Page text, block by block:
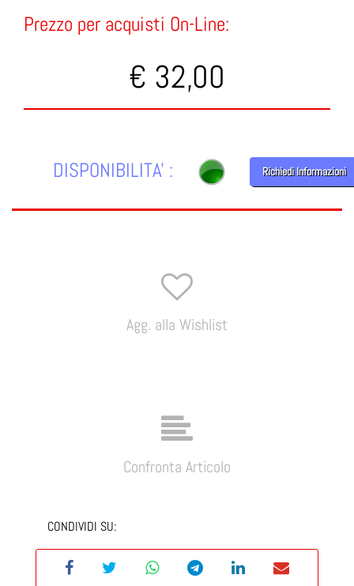
Prezzo per acquisti On-Line:
€ 32,00
DISPONIBILITA' : Richiedi Informazioni
Agg. alla Wishlist
Confronta Articolo
CONDIVIDI SU: